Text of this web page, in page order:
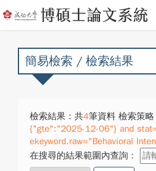
簡易檢索 / 檢索結果
檢索結果：共4筆資料 檢索策略
{"gte":"2025-12-06"} and
ekeyword.raw="Behavioral
在搜尋的結果範圍內查詢：